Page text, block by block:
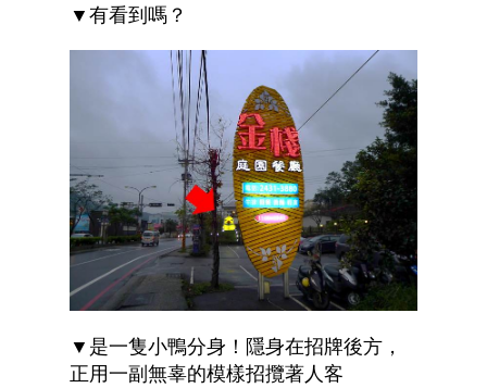
▼有看到嗎？
▼是一隻小鴨分身！隱身在招牌後方，
正用一副無辜的模樣招攬著人客